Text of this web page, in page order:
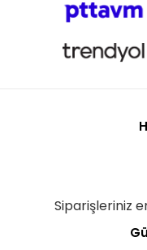
Siparişleriniz